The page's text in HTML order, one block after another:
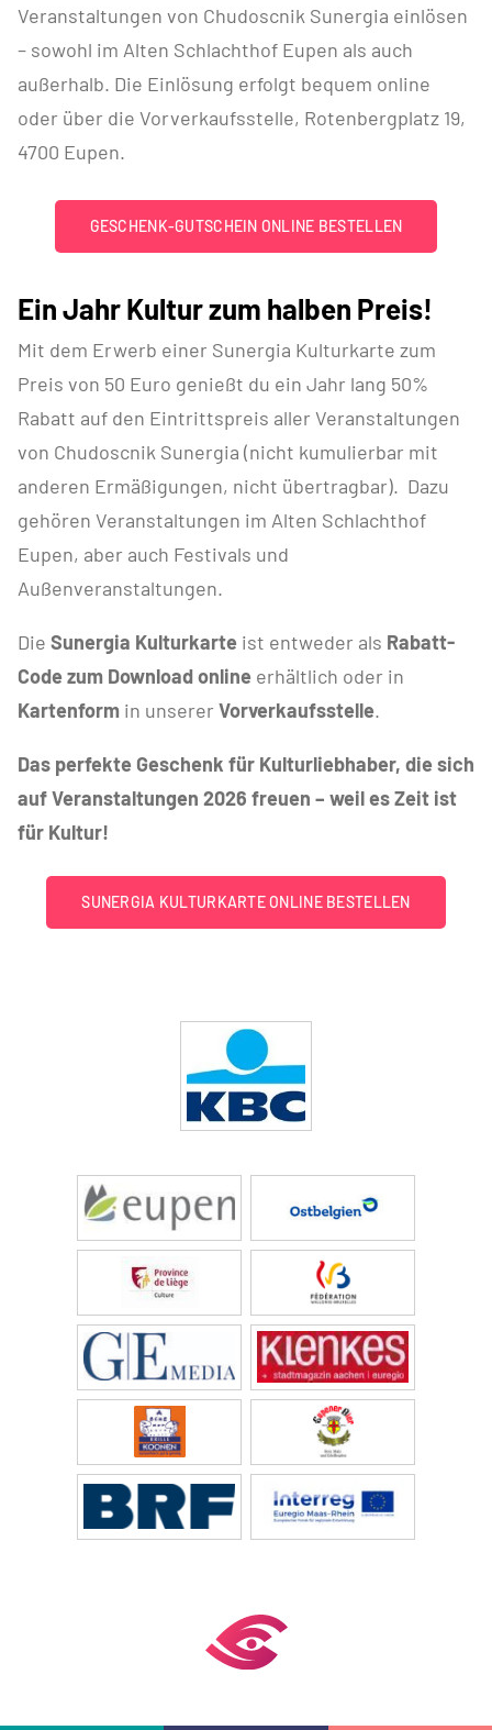
Veranstaltungen von Chudoscnik Sunergia einlösen
– sowohl im Alten Schlachthof Eupen als auch
außerhalb. Die Einlösung erfolgt bequem online
oder über die Vorverkaufsstelle, Rotenbergplatz 19,
4700 Eupen.
GESCHENK-GUTSCHEIN ONLINE BESTELLEN
Ein Jahr Kultur zum halben Preis!
Mit dem Erwerb einer Sunergia Kulturkarte zum
Preis von 50 Euro genießt du ein Jahr lang 50%
Rabatt auf den Eintrittspreis aller Veranstaltungen
von Chudoscnik Sunergia (nicht kumulierbar mit
anderen Ermäßigungen, nicht übertragbar). Dazu
gehören Veranstaltungen im Alten Schlachthof
Eupen, aber auch Festivals und
Außenveranstaltungen.
Die Sunergia Kulturkarte ist entweder als Rabatt-
Codezum Download online erhältlich oder in
Kartenform in unserer Vorverkaufsstelle.
Das perfekte Geschenk für Kulturliebhaber, die sich
auf Veranstaltungen 2026 freuen – weil es Zeit ist
für Kultur!
SUNERGIA KULTURKARTE ONLINE BESTELLEN